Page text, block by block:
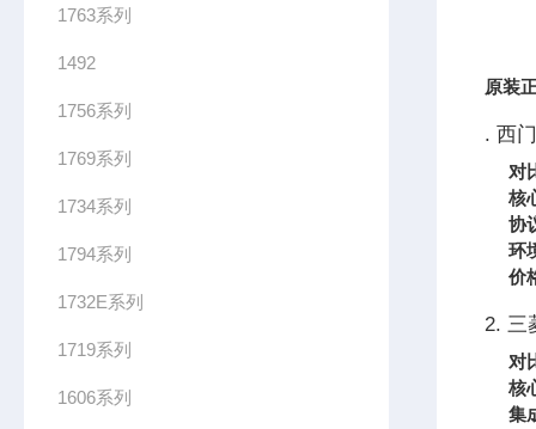
1763系列
1492
1756系列
1769系列
1734系列
1794系列
1732E系列
1719系列
1606系列
原装
. 西
对
核
协
环
价
2. 三
对
核
集